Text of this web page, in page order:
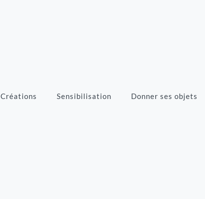
Créations Sensibilisation Donner ses objets